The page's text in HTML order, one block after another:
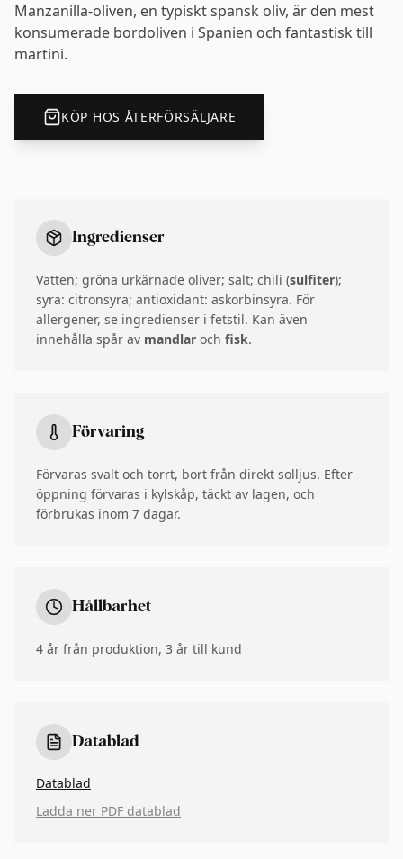
Manzanilla-oliven, en typiskt spansk oliv, är den mest
konsumerade bordoliven i Spanien och fantastisk till
martini.
KÖP HOS ÅTERFÖRSÄLJARE
Ingredienser
Vatten; gröna urkärnade oliver; salt; chili (sulfiter);
syra: citronsyra; antioxidant: askorbinsyra. För
allergener, se ingredienser i fetstil. Kan även
innehålla spår av mandlar och fisk.
Förvaring
Förvaras svalt och torrt, bort från direkt solljus. Efter
öppning förvaras i kylskåp, täckt av lagen, och
förbrukas inom 7 dagar.
Hållbarhet
4 år från produktion, 3 år till kund
Datablad
Datablad
Ladda ner PDF datablad